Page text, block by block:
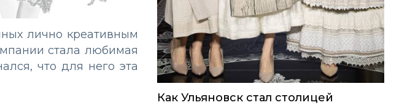
лично креативным
стала любимая
что для него эта
Как Ульяновск стал столицей